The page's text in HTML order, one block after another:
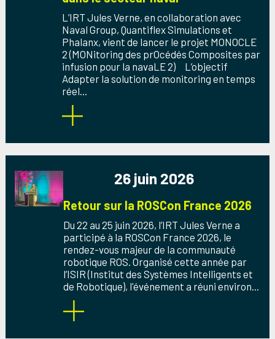
L’IRT Jules Verne, en collaboration avec
Naval Group, Quantiflex Simulations et
Phalanx, vient de lancer le projet MONOCLE
2 (MONitoring des prOcédés Composites par
infusion pour la navaLE 2) L’objectif
Adapter la solution de monitoring en temps
réel...
26 juin 2026
Retour sur la ROSCon France 2026
Du 22 au 25 juin 2026, l’IRT Jules Verne a
participé à la ROSCon France 2026, le
rendez-vous majeur de la communauté
robotique ROS. Organisé cette année par
l’ISIR (Institut des Systèmes Intelligents et
de Robotique), l'événement a réuni environ...